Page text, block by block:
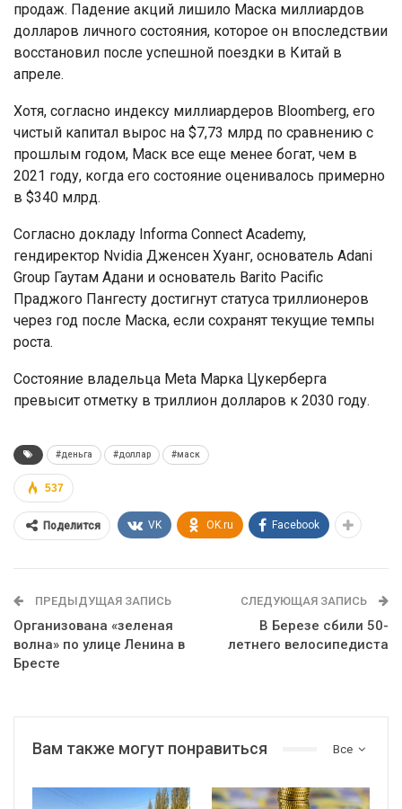
продаж. Падение акций лишило Маска миллиардов
долларов личного состояния, которое он впоследствии
восстановил после успешной поездки в Китай в
апреле.
Хотя, согласно индексу миллиардеров Bloomberg, его
чистый капитал вырос на $7,73 млрд по сравнению с
прошлым годом, Маск все еще менее богат, чем в
2021 году, когда его состояние оценивалось примерно
в $340 млрд.
Согласно докладу Informa Connect Academy,
гендиректор Nvidia Дженсен Хуанг, основатель Adani
Group Гаутам Адани и основатель Barito Pacific
Праджого Пангесту достигнут статуса триллионеров
через год после Маска, если сохранят текущие темпы
роста.
Состояние владельца Meta Марка Цукерберга
превысит отметку в триллион долларов к 2030 году.
#деньга #доллар #маск
537
Поделится VK OK.ru Facebook
ПРЕДЫДУЩАЯ ЗАПИСЬ
Организована «зеленая
волна» по улице Ленина в
Бресте
СЛЕДУЮЩАЯ ЗАПИСЬ
В Березе сбили 50-
летнего велосипедиста
Все
Вам также могут понравиться